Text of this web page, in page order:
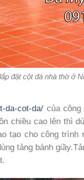
đặt cột đá nhà thờ ở
da-cot-da/ của
chiều cao lên thì
tạo cho công
tảng bánh